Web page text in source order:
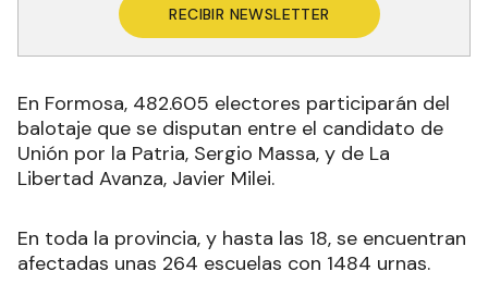
RECIBIR NEWSLETTER
En Formosa, 482.605 electores participarán del
balotaje que se disputan entre el candidato de
Unión por la Patria, Sergio Massa, y de La
Libertad Avanza, Javier Milei.
En toda la provincia, y hasta las 18, se encuentran
afectadas unas 264 escuelas con 1484 urnas.